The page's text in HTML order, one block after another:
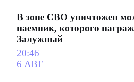
В зоне СВО уничтожен
наемник, которого
Залужный
20:46
6 АВГ